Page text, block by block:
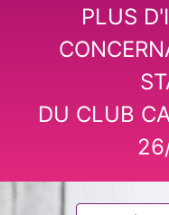
PLUS
DU CLUB